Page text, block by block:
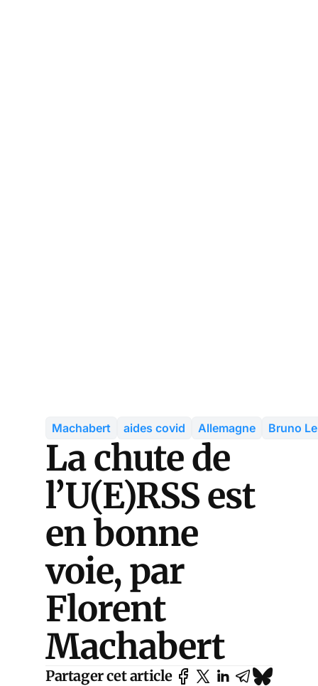
Machabert aides covid Allemagne Bruno
La chute de
l’U(E)RSS est
en bonne
voie, par
Florent
Machabert
Partager cet article